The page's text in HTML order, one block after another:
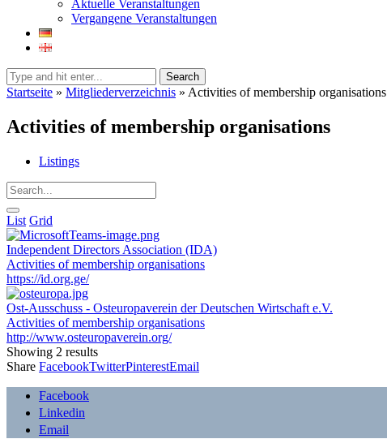
Aktuelle Veranstaltungen
Vergangene Veranstaltungen
Search
Startseite » Mitgliederverzeichnis » Activities of membership organisations
Activities of membership organisations
Listings
List Grid
Independent Directors Association (IDA)
Activities of membership organisations
https://id.org.ge/
Ost-Ausschuss - Osteuropaverein der Deutschen Wirtschaft e.V.
Activities of membership organisations
http://www.osteuropaverein.org/
Showing 2 results
Share FacebookTwitterPinterestEmail
Facebook
Linkedin
Email